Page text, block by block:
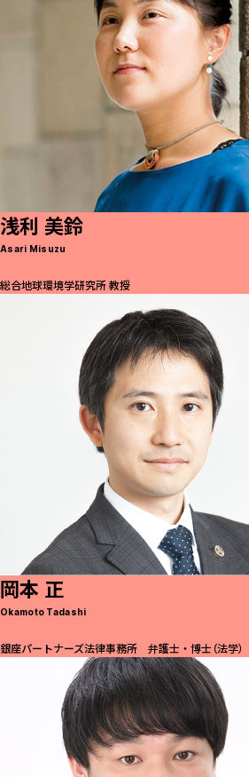
浅利 美鈴
Asari Misuzu
総合地球環境学研究所 教授
岡本 正
Okamoto Tadashi
銀座パートナーズ法律事務所 弁護士・博士（法学）